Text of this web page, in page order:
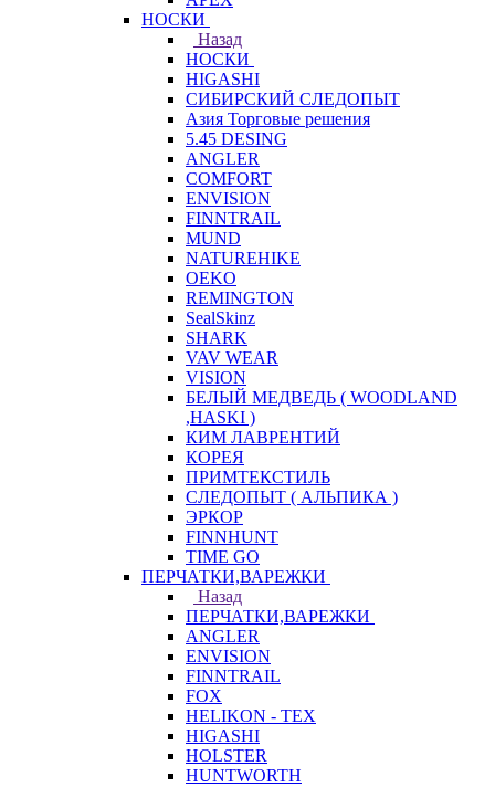
НОСКИ
Назад
НОСКИ
HIGASHI
СИБИРСКИЙ СЛЕДОПЫТ
Азия Торговые решения
5.45 DESING
ANGLER
COMFORT
ENVISION
FINNTRAIL
MUND
NATUREHIKE
OEKO
REMINGTON
SealSkinz
SHARK
VAV WEAR
VISION
БЕЛЫЙ МЕДВЕДЬ ( WOODLAND
,HASKI )
КИМ ЛАВРЕНТИЙ
КОРЕЯ
ПРИМТЕКСТИЛЬ
СЛЕДОПЫТ ( АЛЬПИКА )
ЭРКОР
FINNHUNT
TIME GO
ПЕРЧАТКИ,ВАРЕЖКИ
Назад
ПЕРЧАТКИ,ВАРЕЖКИ
ANGLER
ENVISION
FINNTRAIL
FOX
HELIKON - TEX
HIGASHI
HOLSTER
HUNTWORTH